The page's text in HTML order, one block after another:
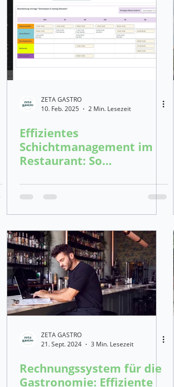
und Ideen - Gastro
Zeta-Plattform
Restaurant Getränkerechner
ZETA GASTRO
10. Feb. 2025
2 Min. Lesezeit
Effizientes
Schichtmanagement im
Restaurant: So
Personalschichtpläne
optimal
ZETA GASTRO
21. Sept. 2024
3 Min. Lesezeit
Rechnungssystem für die
Gastronomie: Effiziente